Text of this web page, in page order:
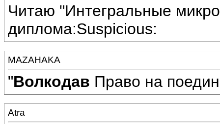
Читаю "Интегральные
диплома:Suspicious:
MAZAHAKA
"Волкодав Право на
Atra